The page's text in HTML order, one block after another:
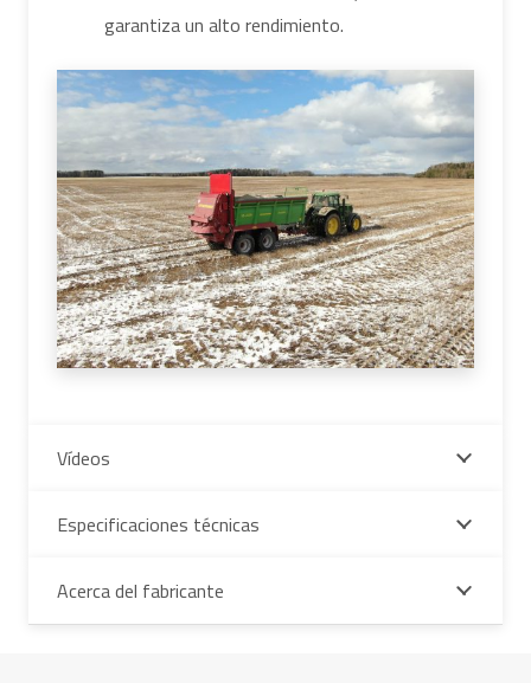
garantiza un alto rendimiento.
Vídeos
Especificaciones técnicas
Acerca del fabricante